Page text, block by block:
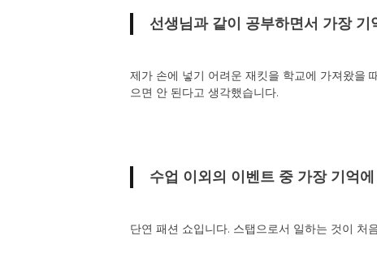
선생님과 같이 공부하면서 가장
제가 손에 넣기 어려운 재킷을 학교에 가져왔을
으면 안 된다고 생각했습니다.
수업 이외의 이벤트 중 가장 기억
단연 패션 쇼입니다. 스탭으로서 일하는 것이 처